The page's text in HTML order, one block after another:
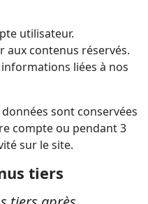
utilisateur.
aux contenus réservés.
liées à nos
données sont conservées
compte ou pendant 3
sur le site.
tiers